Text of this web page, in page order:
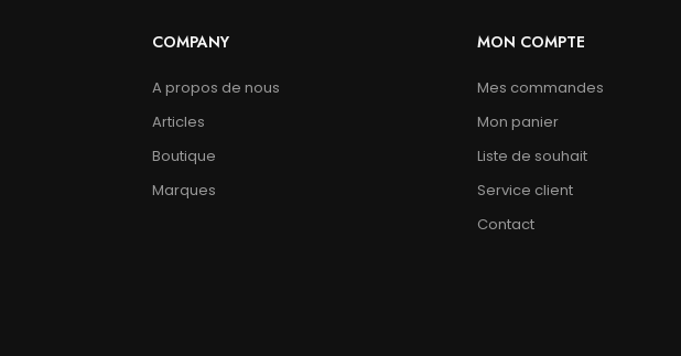
COMPANY
A propos de nous
Articles
Boutique
Marques
MON COMPTE
Mes commandes
Mon panier
Liste de souhait
Service client
Contact